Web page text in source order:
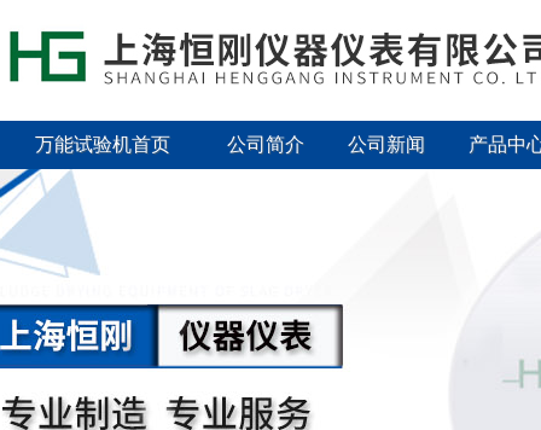
万能试验机首页 公司简介 公司新闻 产品中